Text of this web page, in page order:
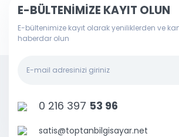
E-BÜLTENİMİZE KAYIT OLUN
E-bültenimize kayıt olarak yeniliklerden ve
haberdar olun
0 216 397 53 96
satis@toptanbilgisayar.net